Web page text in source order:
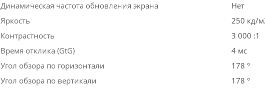
Динамическая частота обновления экрана
Нет
Яркость
250 кд/
Контрастность
3 000 :1
Время отклика (GtG)
4 мс
Угол обзора по горизонтали
178 °
Угол обзора по вертикали
178 °